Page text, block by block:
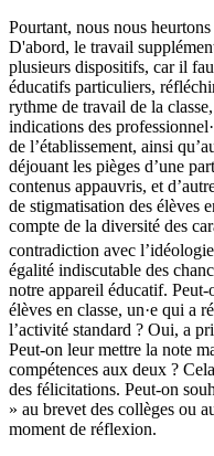
Pourtant, nous nous
D'abord, le travail
plusieurs dispositifs, car il
éducatifs particuliers,
rythme de travail de la
indications des
de l’établissement, ainsi
déjouant les pièges d’une
contenus appauvris, et
de stigmatisation des élèves
compte de la diversité des
contradiction avec l’idéologie
égalité indiscutable des
notre appareil éducatif.
élèves en classe, un·e qui a
l’activité standard ? Oui, a
Peut-on leur mettre la note
compétences aux deux ?
des félicitations. Peut-on
» au brevet des collèges ou
moment de réflexion.